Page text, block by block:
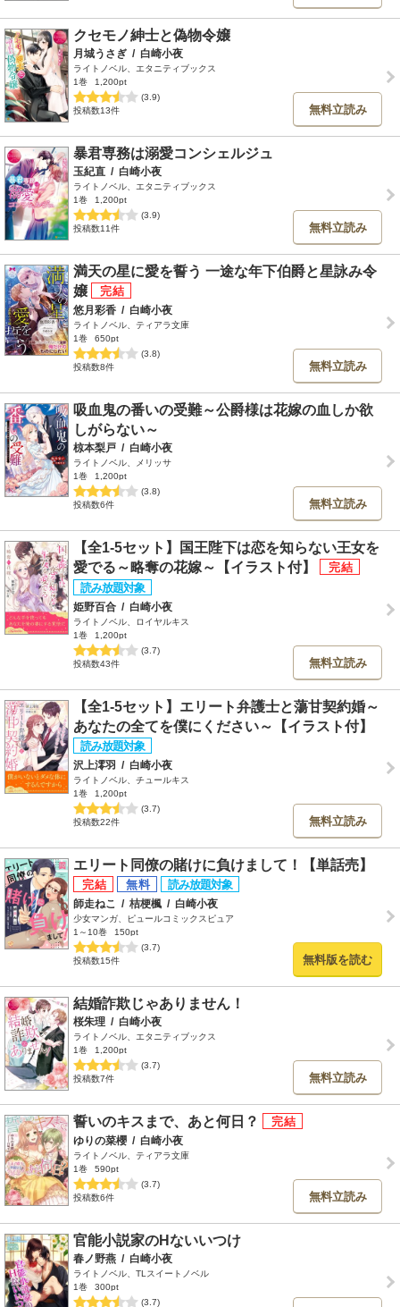
クセモノ紳士と偽物令嬢
月城うさぎ / 白崎小夜
ライトノベル、エタニティブックス
1巻
1,200pt
(3.9)
投稿数13件
無料立読み
暴君専務は溺愛コンシェルジュ
玉紀直 / 白崎小夜
ライトノベル、エタニティブックス
1巻
1,200pt
(3.9)
投稿数11件
無料立読み
満天の星に愛を誓う 一途な年下伯爵と星詠み令
嬢
悠月彩香 / 白崎小夜
ライトノベル、ティアラ文庫
1巻
650pt
(3.8)
投稿数8件
無料立読み
吸血鬼の番いの受難～公爵様は花嫁の血しか欲
しがらない～
椋本梨戸 / 白崎小夜
ライトノベル、メリッサ
1巻
1,200pt
(3.8)
投稿数6件
無料立読み
【全1-5セット】国王陛下は恋を知らない王女を
愛でる～略奪の花嫁～【イラスト付】
姫野百合 / 白崎小夜
ライトノベル、ロイヤルキス
1巻
1,200pt
(3.7)
投稿数43件
無料立読み
【全1-5セット】エリート弁護士と蕩甘契約婚～
あなたの全てを僕にください～【イラスト付】
沢上澪羽 / 白崎小夜
ライトノベル、チュールキス
1巻
1,200pt
(3.7)
投稿数22件
無料立読み
エリート同僚の賭けに負けまして！【単話売】
師走ねこ / 桔梗楓 / 白崎小夜
少女マンガ、ピュールコミックスピュア
1～10巻
150pt
(3.7)
投稿数15件
無料版を読む
結婚詐欺じゃありません！
桜朱理 / 白崎小夜
ライトノベル、エタニティブックス
1巻
1,200pt
(3.7)
投稿数7件
無料立読み
誓いのキスまで、あと何日？
ゆりの菜櫻 / 白崎小夜
ライトノベル、ティアラ文庫
1巻
590pt
(3.7)
投稿数6件
無料立読み
官能小説家のHないいつけ
春ノ野燕 / 白崎小夜
ライトノベル、TLスイートノベル
1巻
300pt
(3.7)